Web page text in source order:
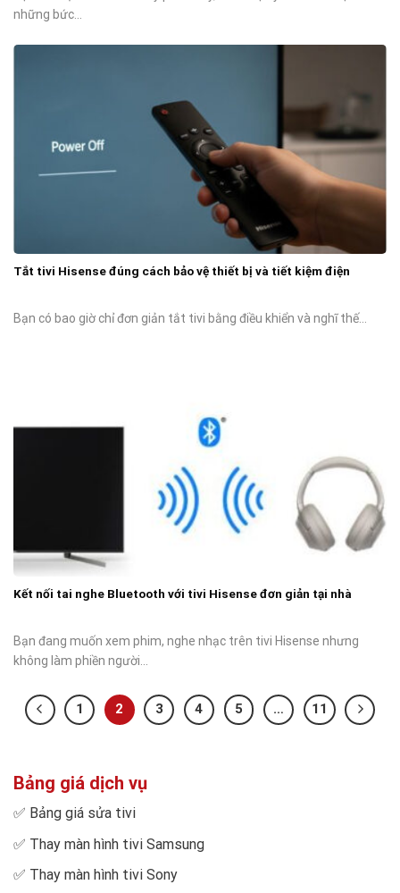
những bức...
Tắt tivi Hisense đúng cách bảo vệ thiết bị và tiết kiệm điện
Bạn có bao giờ chỉ đơn giản tắt tivi bằng điều khiển và nghĩ thế...
Kết nối tai nghe Bluetooth với tivi Hisense đơn giản tại nhà
Bạn đang muốn xem phim, nghe nhạc trên tivi Hisense nhưng
không làm phiền người...
1 2 3 4 5 … 11
Bảng giá dịch vụ
✅ Bảng giá sửa tivi
✅ Thay màn hình tivi Samsung
✅ Thay màn hình tivi Sony